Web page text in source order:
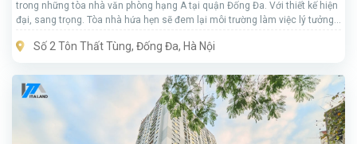
trong những tòa nhà văn phòng hạng A tại quận Đống Đa. Với thiết kế hiện
đại, sang trọng. Tòa nhà hứa hẹn sẽ đem lại môi trường làm việc lý tưởng
Số 2 Tôn Thất Tùng, Đống Đa, Hà Nội